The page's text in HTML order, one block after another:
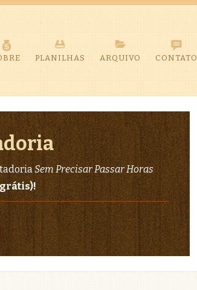
PLANILHAS ARQUIVO CONTATO
Sem Precisar Passar Horas
grátis)!